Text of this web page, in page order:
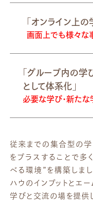
「オンライン上
画面上でも様々な
「グループ内の
として体系化」
必要な学び・新た
従来までの集合型の学
をプラスすることで多
べる環境”を構築しま
ハウのインプットとエ
学びと交流の場を提供し